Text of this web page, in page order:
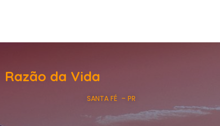
Razão da Vida
SANTA FÉ – PR